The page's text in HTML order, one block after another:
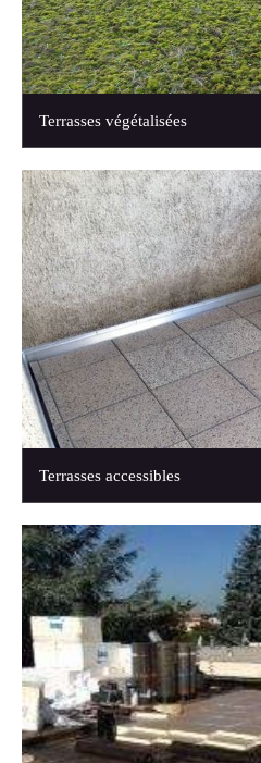
Terrasses végétalisées
Terrasses accessibles